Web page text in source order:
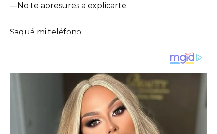
—No te apresures a explicarte.
Saqué mi teléfono.